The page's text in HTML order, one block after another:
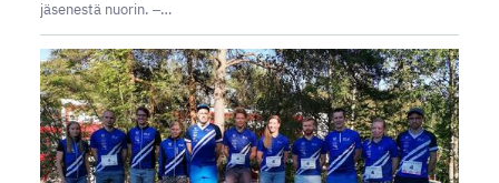
jäsenestä nuorin. ‒…